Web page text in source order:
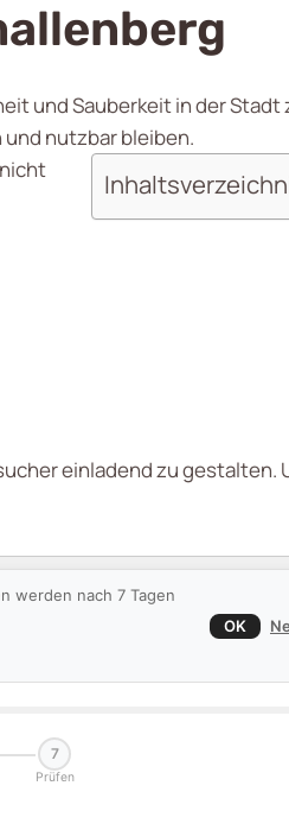
und Sauberkeit in der Stadt
nutzbar bleiben.
einladend zu gestalten.
werden nach 7 Tagen
OK
7
Prüfen